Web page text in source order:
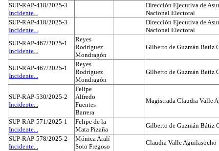
SUP-RAP-418/2025-3
Incidente...
Dirección Ejecutiva de
Nacional Electoral
SUP-RAP-418/2025-3
Incidente...
Dirección Ejecutiva de
Nacional Electoral
SUP-RAP-467/2025-1
Incidente...
Reyes
Rodríguez
Mondragón
Gilberto de Guzmán Batiz
SUP-RAP-467/2025-1
Incidente...
Reyes
Rodríguez
Mondragón
Gilberto de Guzmán Batiz
SUP-RAP-530/2025-2
Incidente...
Felipe
Alfredo
Fuentes
Barrera
Magistrada Claudia Valle
SUP-RAP-571/2025-1
Incidente...
Felipe de la
Mata Pizaña
Gilberto de Guzmán Bátiz
SUP-RAP-578/2025-2
Incidente...
Mónica Aralí
Soto Fregoso
Claudia Valle Aguilasocho